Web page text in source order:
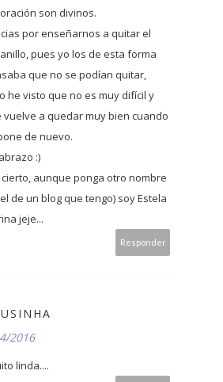
son divinos.
por enseñarnos a quitar el
pues yo los de esta forma
que no se podían quitar,
he visto que no es muy difícil y
vuelve a quedar muy bien cuando
de nuevo.
:)
aunque ponga otro nombre
de un blog que tengo) soy Estela
jeje...
Responder
2016
linda....